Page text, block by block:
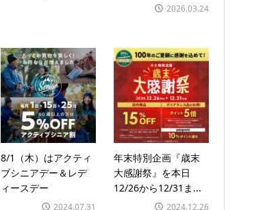
2026.03.24
8/1（木）はアクティ
ブシニアデー＆レデ
ィースデー
2024.07.31
年末特別企画『歳末
大感謝祭』を本日
12/26から12/31ま...
2024.12.26